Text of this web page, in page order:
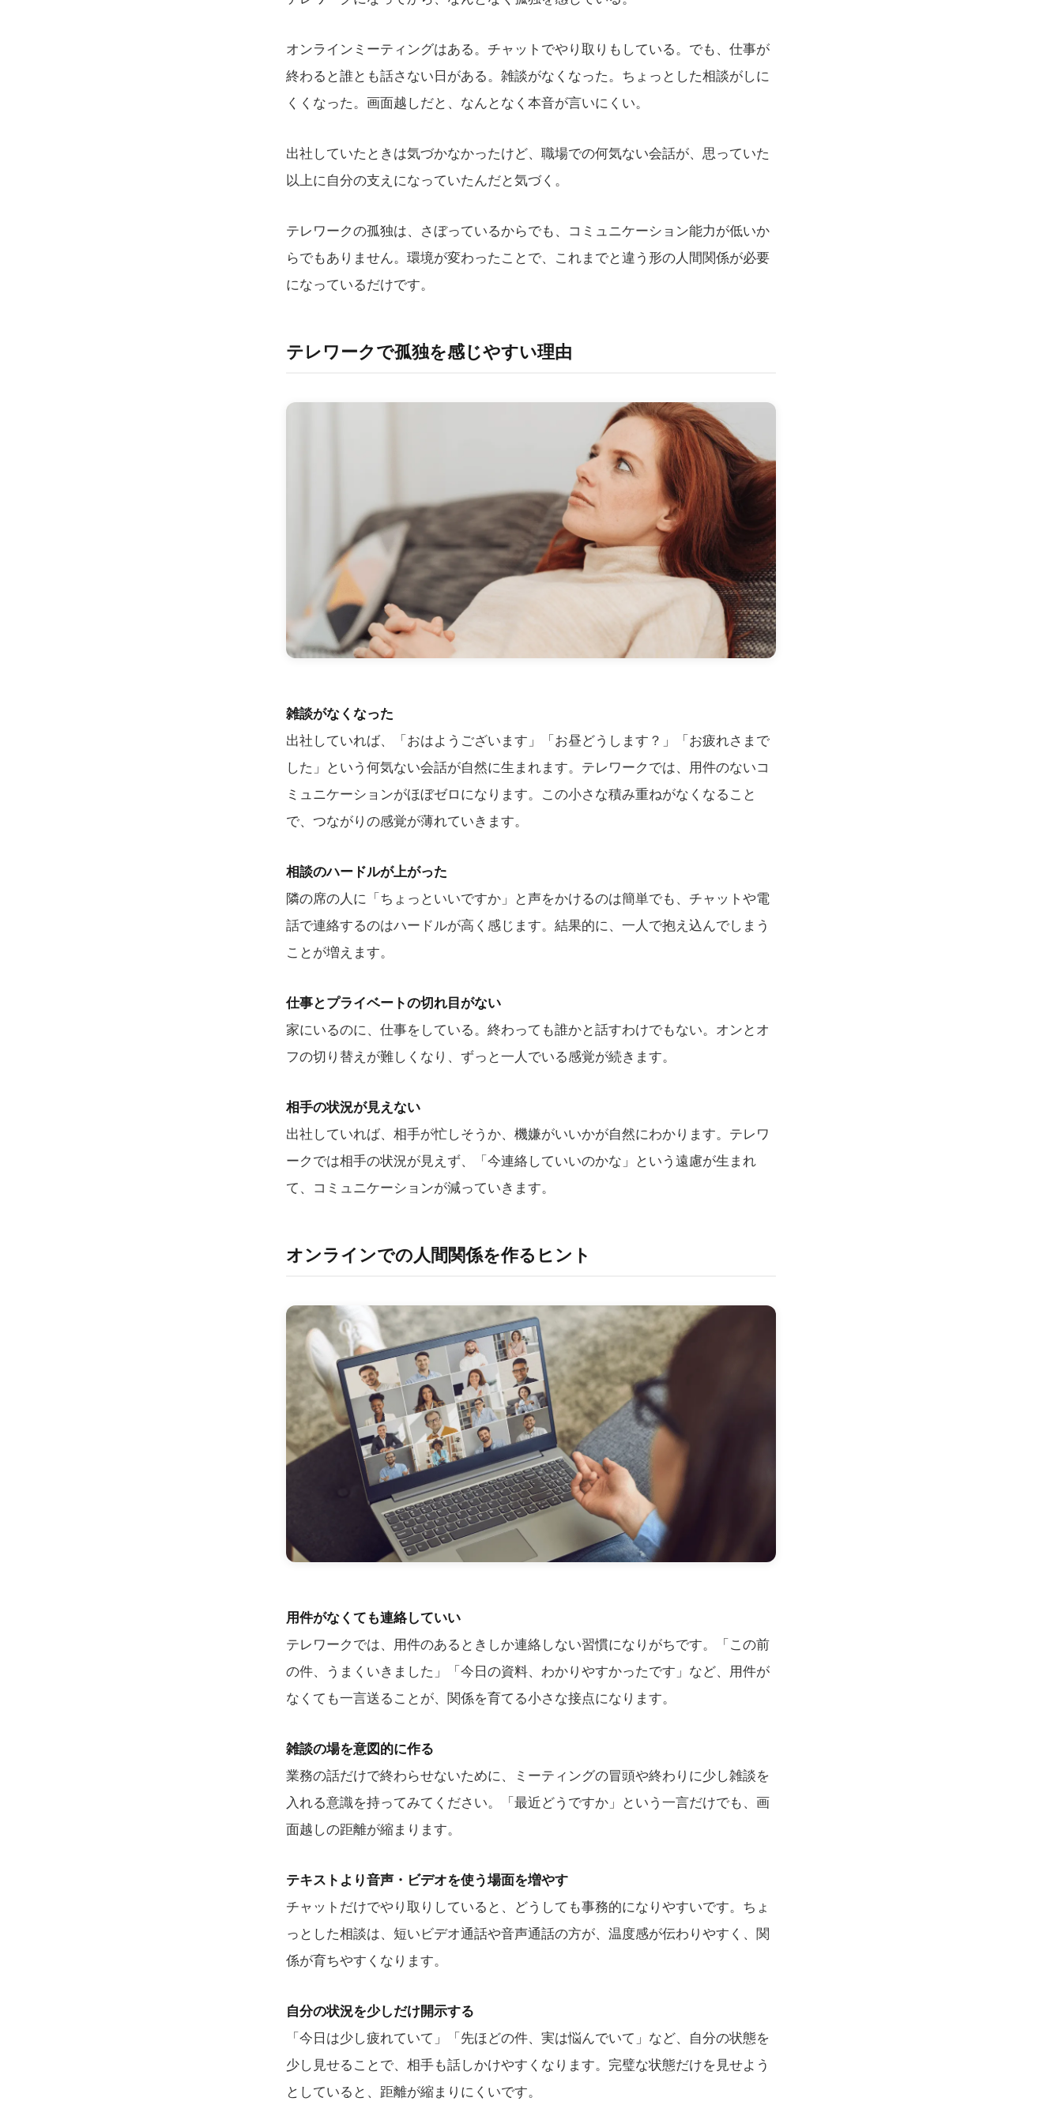
オンラインミーティングはある。チャットでやり取りもしている。でも、仕事が
終わると誰とも話さない日がある。雑談がなくなった。ちょっとした相談がしに
くくなった。画面越しだと、なんとなく本音が言いにくい。
出社していたときは気づかなかったけど、職場での何気ない会話が、思っていた
以上に自分の支えになっていたんだと気づく。
テレワークの孤独は、さぼっているからでも、コミュニケーション能力が低いか
らでもありません。環境が変わったことで、これまでと違う形の人間関係が必要
になっているだけです。
テレワークで孤独を感じやすい理由
雑談がなくなった
出社していれば、「おはようございます」「お昼どうします？」「お疲れさまで
した」という何気ない会話が自然に生まれます。テレワークでは、用件のないコ
ミュニケーションがほぼゼロになります。この小さな積み重ねがなくなること
で、つながりの感覚が薄れていきます。
相談のハードルが上がった
隣の席の人に「ちょっといいですか」と声をかけるのは簡単でも、チャットや電
話で連絡するのはハードルが高く感じます。結果的に、一人で抱え込んでしまう
ことが増えます。
仕事とプライベートの切れ目がない
家にいるのに、仕事をしている。終わっても誰かと話すわけでもない。オンとオ
フの切り替えが難しくなり、ずっと一人でいる感覚が続きます。
相手の状況が見えない
出社していれば、相手が忙しそうか、機嫌がいいかが自然にわかります。テレワ
ークでは相手の状況が見えず、「今連絡していいのかな」という遠慮が生まれ
て、コミュニケーションが減っていきます。
オンラインでの人間関係を作るヒント
用件がなくても連絡していい
テレワークでは、用件のあるときしか連絡しない習慣になりがちです。「この前
の件、うまくいきました」「今日の資料、わかりやすかったです」など、用件が
なくても一言送ることが、関係を育てる小さな接点になります。
雑談の場を意図的に作る
業務の話だけで終わらせないために、ミーティングの冒頭や終わりに少し雑談を
入れる意識を持ってみてください。「最近どうですか」という一言だけでも、画
面越しの距離が縮まります。
テキストより音声・ビデオを使う場面を増やす
チャットだけでやり取りしていると、どうしても事務的になりやすいです。ちょ
っとした相談は、短いビデオ通話や音声通話の方が、温度感が伝わりやすく、関
係が育ちやすくなります。
自分の状況を少しだけ開示する
「今日は少し疲れていて」「先ほどの件、実は悩んでいて」など、自分の状態を
少し見せることで、相手も話しかけやすくなります。完璧な状態だけを見せよう
としていると、距離が縮まりにくいです。